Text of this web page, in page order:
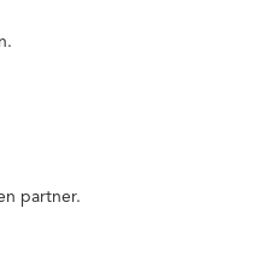
partner.